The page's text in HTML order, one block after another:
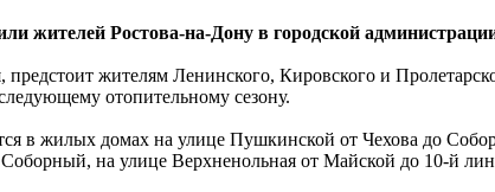
жителей Ростова-на-Дону в городской
жителям Ленинского, Кировского и
отопительному сезону.
в жилых домах на улице Пушкинской от Чехова до
на улице Верхненольная от Майской до 10-й